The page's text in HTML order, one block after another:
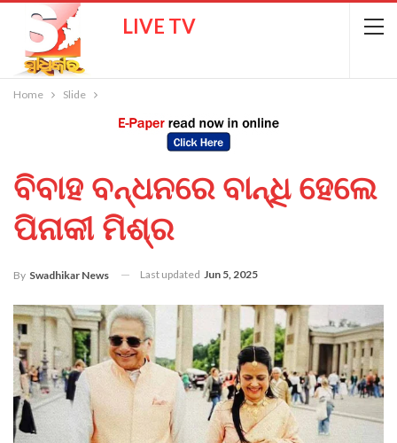
LIVE TV
Home Slide
ବିବାହ ବନ୍ଧନରେ ବାନ୍ଧି ହେଲେ
ପିନାକୀ ମିଶ୍ର
By Swadhikar News Last updated Jun 5, 2025